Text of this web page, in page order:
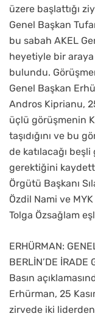
üzere başlattığı
Genel Başkan
bu sabah AKEL
heyetiyle bir
bulundu.
Genel Başkan
Andros Kiprianu,
üçlü görüşmenin
taşıdığını ve bu
de katılacağı beşli
gerektiğini
Örgütü Başkanı
Özdil Nami ve
Tolga Özsağlam
ERHÜRMAN:
BERLİN’DE İRADE
Basın
Erhürman, 25
zirvede iki